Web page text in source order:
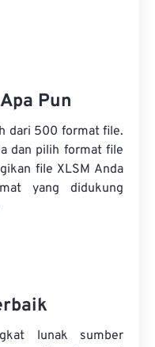
Pun
dari 500 format file.
dan pilih format file
file XLSM Anda
yang didukung
lunak sumber